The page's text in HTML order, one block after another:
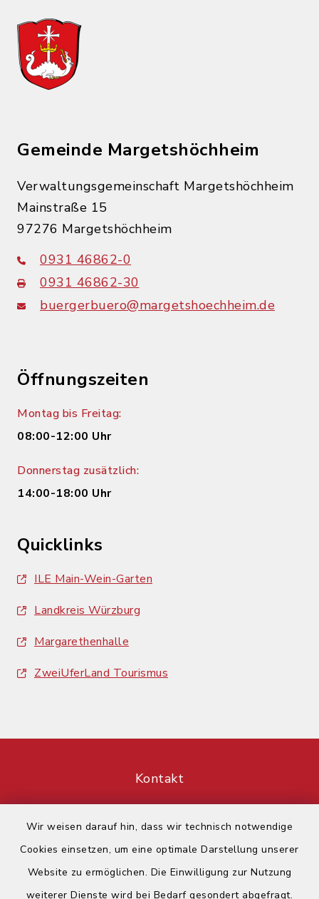
Wir weisen darauf hin, dass wir technisch notwendige
Cookies einsetzen, um eine optimale Darstellung unserer
Website zu ermöglichen. Die Einwilligung zur Nutzung
weiterer Dienste wird bei Bedarf gesondert abgefragt.
Gemeinde Margetshöchheim
Verwaltungsgemeinschaft Margetshöchheim
Mainstraße 15
97276 Margetshöchheim
0931 46862-0
0931 46862-30
buergerbuero@margetshoechheim.de
Öffnungszeiten
Montag bis Freitag:
08:00-12:00 Uhr
Donnerstag zusätzlich:
14:00-18:00 Uhr
Quicklinks
ILE Main-Wein-Garten
Landkreis Würzburg
Margarethenhalle
ZweiUferLand Tourismus
Kontakt
Datenschutz
Impressum